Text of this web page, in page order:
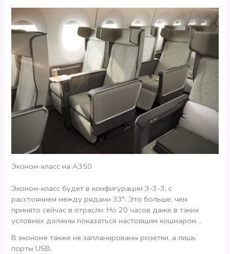
Эконом-класс на А350
Эконом-класс будет в конфигурации 3-3-3, с
расстоянием между рядами 33″. Это больше, чем
принято сейчас в отрасли. Но 20 часов даже в таких
условиях должны показаться настоящим кошмаром…
В экономе также не запланированы розетки, а лишь
порты USB.